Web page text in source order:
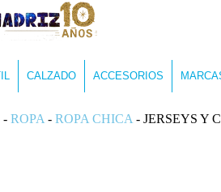
CALZADO ACCESORIOS
- ROPA - ROPA CHICA - JERSEYS Y